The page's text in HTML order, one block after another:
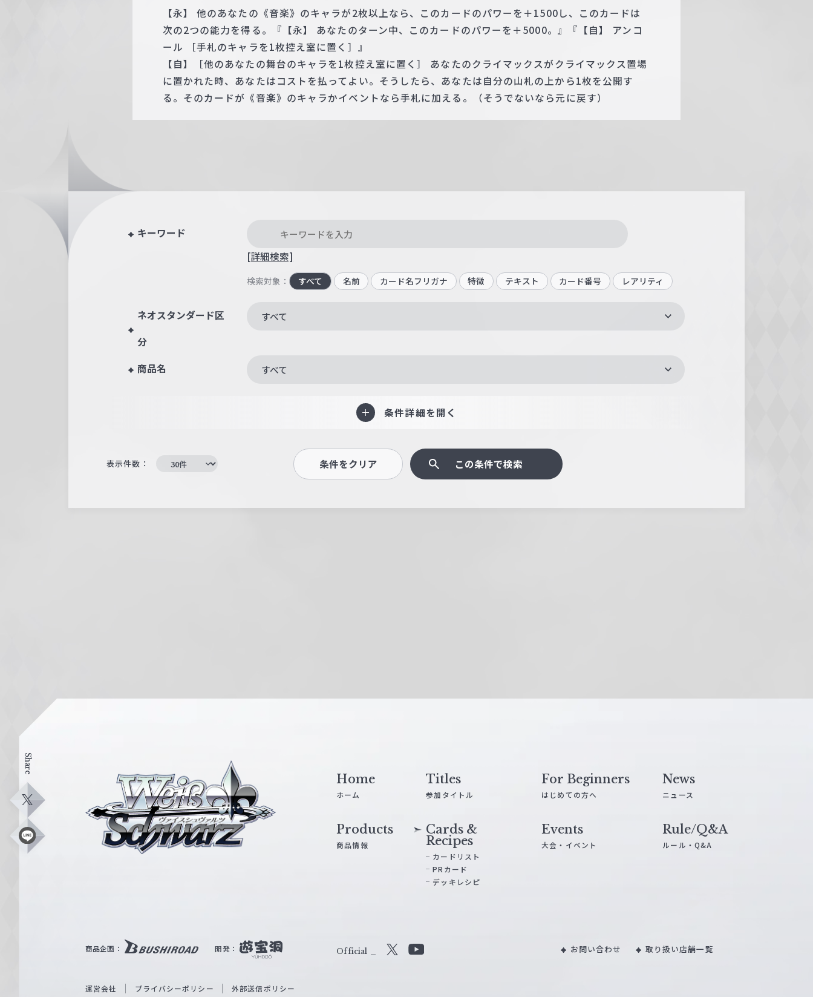
【永】 他のあなたの《音楽》のキャラが2枚以上なら、このカードのパワーを＋1500し、このカードは
次の2つの能力を得る。『【永】 あなたのターン中、このカードのパワーを＋5000。』『【自】 アンコ
ール ［手札のキャラを1枚控え室に置く］』
【自】［他のあなたの舞台のキャラを1枚控え室に置く］ あなたのクライマックスがクライマックス置場
に置かれた時、あなたはコストを払ってよい。そうしたら、あなたは自分の山札の上から1枚を公開す
る。そのカードが《音楽》のキャラかイベントなら手札に加える。（そうでないなら元に戻す）
キーワード
[詳細検索]
検索対象： すべて 名前 カード名フリガナ 特徴 テキスト カード番号 レアリティ
ネオスタンダード区
分
すべて
商品名 すべて
条件詳細を開く
表示件数： 条件をクリア この条件で検索
Share
X
L
ス
W
i
Home
ホーム
Titles
参加タイトル
For Beginners
はじめての方へ
News
ニュース
Products
商品情報
Cards &
Recipes
カードリスト
PRカード
デッキレシピ
Events
大会・イベント
Rule/Q&A
ルール・Q&A
商品企画： 開発： Official
Y
お問い合わせ 取り扱い店舗一覧
運営会社 プライバシーポリシー 外部送信ポリシー